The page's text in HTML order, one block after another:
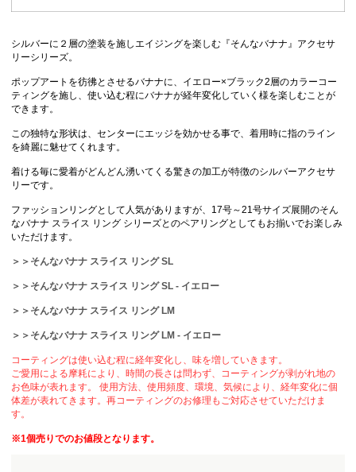
シルバーに２層の塗装を施しエイジングを楽しむ『そんなバナナ』アクセサ
リーシリーズ。
ポップアートを彷彿とさせるバナナに、イエロー×ブラック2層のカラーコー
ティングを施し、使い込む程にバナナが経年変化していく様を楽しむことが
できます。
この独特な形状は、センターにエッジを効かせる事で、着用時に指のライン
を綺麗に魅せてくれます。
着ける毎に愛着がどんどん湧いてくる驚きの加工が特徴のシルバーアクセサ
リーです。
ファッションリングとして人気がありますが、17号～21号サイズ展開のそん
なバナナ スライス リング シリーズとのペアリングとしてもお揃いでお楽しみ
いただけます。
＞＞そんなバナナ スライス リング SL
＞＞そんなバナナ スライス リング SL - イエロー
＞＞そんなバナナ スライス リング LM
＞＞そんなバナナ スライス リング LM - イエロー
コーティングは使い込む程に経年変化し、味を増していきます。
ご愛用による摩耗により、時間の長さは問わず、コーティングが剥がれ地の
お色味が表れます。 使用方法、使用頻度、環境、気候により、経年変化に個
体差が表れてきます。再コーティングのお修理もご対応させていただけま
す。
※1個売りでのお値段となります。